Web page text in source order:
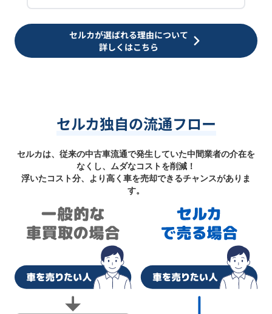
セルカが選ばれる理由について
詳しくはこちら
セルカ独自の流通フロー
セルカは、従来の中古車流通で発生していた中間業者の介在を
なくし、ムダなコストを削減！
浮いたコスト分、より高く車を売却できるチャンスがありま
す。